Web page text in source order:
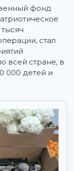
фонд
стал
всей стране, в
000 детей и